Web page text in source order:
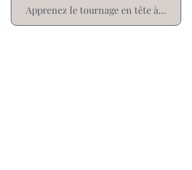
Apprenez le tournage en tête à tête dans mon atelier dans le Var